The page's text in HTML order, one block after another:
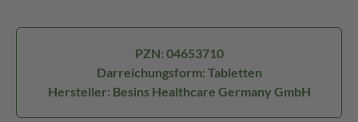
PZN: 04653710
Darreichungsform: Tabletten
Hersteller: Besins Healthcare Germany GmbH